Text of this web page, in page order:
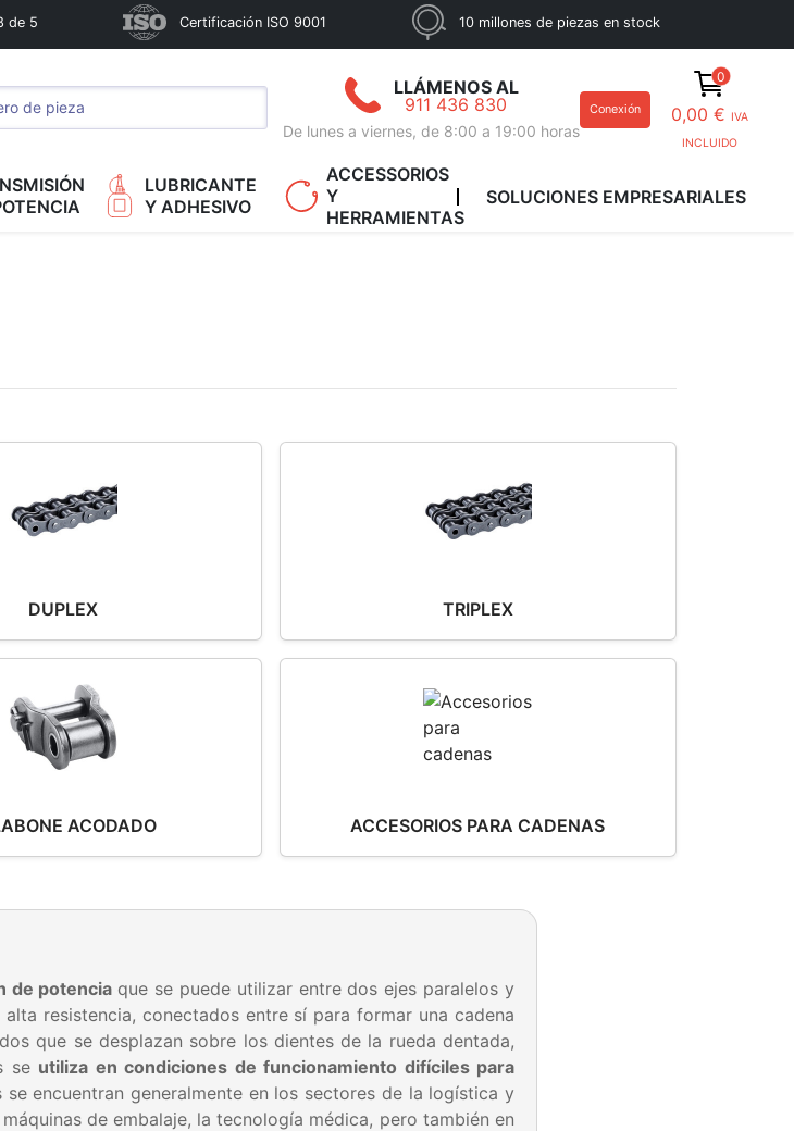
de 5 Certificación ISO 9001 10 millones de piezas en stock
LLÁMENOS AL
911 436 830
De lunes a viernes, de 8:00 a 19:00 horas
Conexión
0
0,00 € IVA
INCLUIDO
LUBRICANTE
Y ADHESIVO
ACCESSORIOS
Y
HERRAMIENTAS
SOLUCIONES EMPRESARIALES
DUPLEX TRIPLEX
ACODADO ACCESORIOS PARA CADENAS
de potencia que se puede utilizar entre dos ejes paralelos y
resistencia, conectados entre sí para formar una cadena
que se desplazan sobre los dientes de la rueda dentada,
se utiliza en condiciones de funcionamiento difíciles para
se encuentran generalmente en los sectores de la logística y
de embalaje, la tecnología médica, pero también en